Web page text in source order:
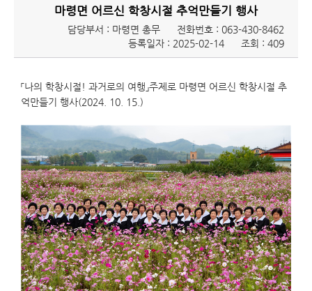
마령면 어르신 학창시절 추억만들기 행사
담당부서 : 마령면 총무 전화번호 : 063-430-8462
등록일자 : 2025-02-14
조회 : 409
「나의 학창시절! 과거로의 여행」주제로 마령면 어르신 학창시절 추
억만들기 행사(2024. 10. 15.)